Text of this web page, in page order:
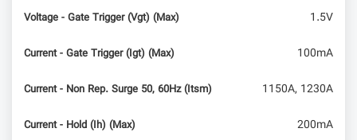
Voltage - Gate Trigger (Vgt) (Max) 1.5V
Current - Gate Trigger (Igt) (Max) 100mA
Current - Non Rep. Surge 50, 60Hz (Itsm) 1150A, 1230A
Current - Hold (Ih) (Max) 200mA